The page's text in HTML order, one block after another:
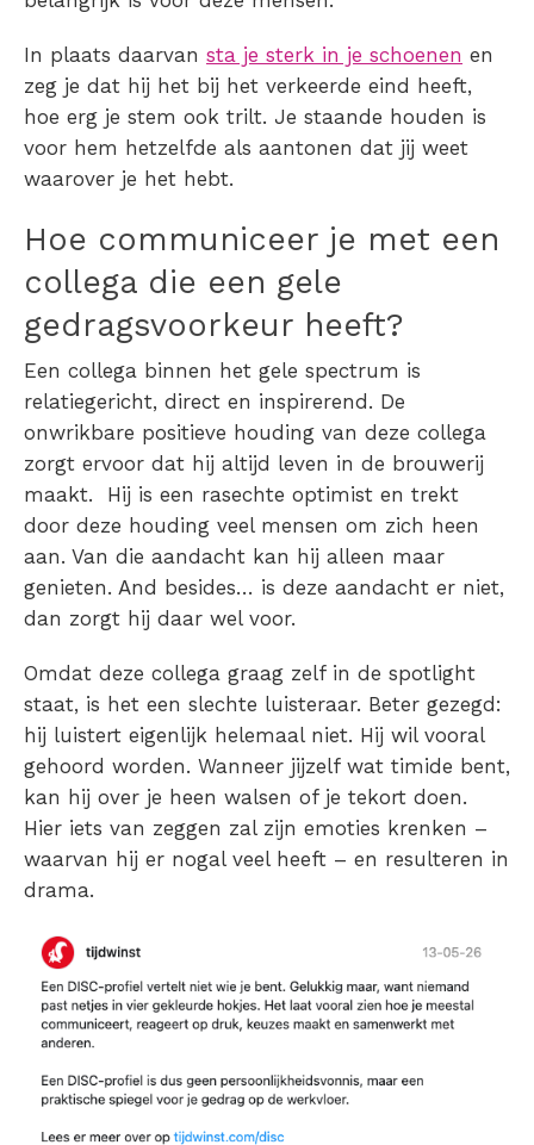
In plaats daarvan sta je sterk in je schoenen en
zeg je dat hij het bij het verkeerde eind heeft,
hoe erg je stem ook trilt. Je staande houden is
voor hem hetzelfde als aantonen dat jij weet
waarover je het hebt.
Hoe communiceer je met een
collega die een gele
gedragsvoorkeur heeft?
Een collega binnen het gele spectrum is
relatiegericht, direct en inspirerend. De
onwrikbare positieve houding van deze collega
zorgt ervoor dat hij altijd leven in de brouwerij
maakt. Hij is een rasechte optimist en trekt
door deze houding veel mensen om zich heen
aan. Van die aandacht kan hij alleen maar
genieten. And besides… is deze aandacht er niet,
dan zorgt hij daar wel voor.
Omdat deze collega graag zelf in de spotlight
staat, is het een slechte luisteraar. Beter gezegd:
hij luistert eigenlijk helemaal niet. Hij wil vooral
gehoord worden. Wanneer jijzelf wat timide bent,
kan hij over je heen walsen of je tekort doen.
Hier iets van zeggen zal zijn emoties krenken –
waarvan hij er nogal veel heeft – en resulteren in
drama.